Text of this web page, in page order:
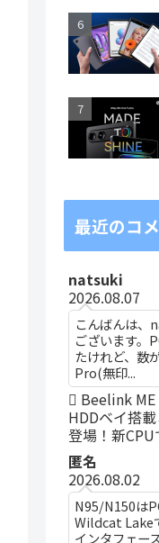
最近のコ
natsuki
2026.08.07
こんばんは、
ございます。
たけれど、数
Pro(無印...
Beelink
HDDベイ搭
登場！新
匿名
2026.08.02
N95/N150は
Wildcat Lake
インタフェー